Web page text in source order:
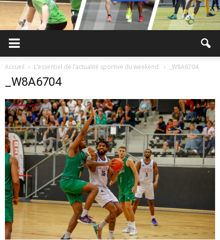
Sport
Accueil L’essentiel de l’actualité sportive du weekend. _W8A6704
_W8A6704